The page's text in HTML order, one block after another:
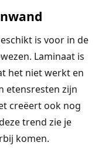
is voor in de
Laminaat is
het niet werkt en
etensresten zijn
creëert ook nog
trend zie je
komen.